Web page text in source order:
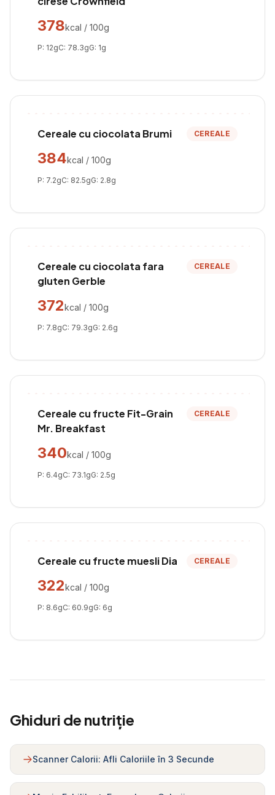
378kcal / 100g
P: 12gC: 78.3gG: 1g
Cereale cu ciocolata Brumi CEREALE
384kcal / 100g
P: 7.2gC: 82.5gG: 2.8g
Cereale cu ciocolata fara
gluten Gerble
CEREALE
372kcal / 100g
P: 7.8gC: 79.3gG: 2.6g
Cereale cu fructe Fit-Grain
Mr. Breakfast
CEREALE
340kcal / 100g
P: 6.4gC: 73.1gG: 2.5g
Cereale cu fructe muesli Dia CEREALE
322kcal / 100g
P: 8.6gC: 60.9gG: 6g
Ghiduri de nutriție
Scanner Calorii: Afli Caloriile în 3 Secunde